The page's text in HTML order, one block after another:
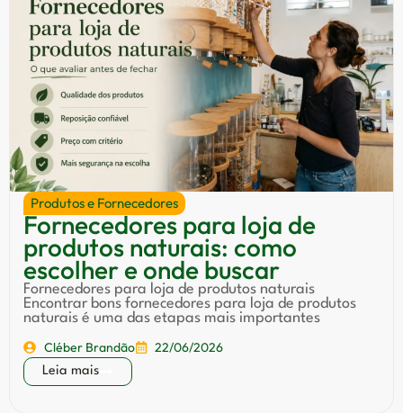
Produtos e Fornecedores
Fornecedores para loja de
produtos naturais: como
escolher e onde buscar
Fornecedores para loja de produtos naturais
Encontrar bons fornecedores para loja de produtos
naturais é uma das etapas mais importantes
Cléber Brandão 22/06/2026
Leia mais